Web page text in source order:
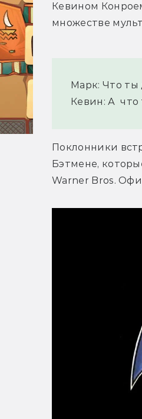
Кевином
множестве
Марк: Что ты
Кевин: А
Поклонники
Бэтмене,
Warner Bros.